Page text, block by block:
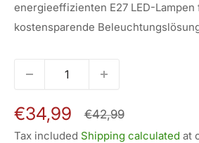
energieeffizienten E27 LED-Lampen
kostensparende
Sale
price
€34,99
Regular
price
€42,99
Tax included Shipping calculated at